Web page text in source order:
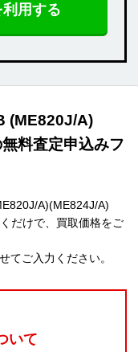
用する
(ME820J/A)
料査定申込みフ
A)(ME824J/A)
だけで、買取価格をご
てご入力ください。
いて